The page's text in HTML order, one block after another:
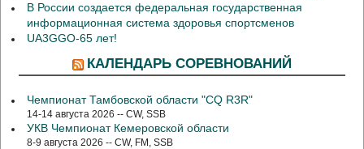
В России создается федеральная государственная
информационная система здоровья спортсменов
UA3GGO-65 лет!
КАЛЕНДАРЬ СОРЕВНОВАНИЙ
Чемпионат Тамбовской области "CQ R3R"
14-14 августа 2026 -- CW, SSB
УКВ Чемпионат Кемеровской области
8-9 августа 2026 -- CW, FM, SSB